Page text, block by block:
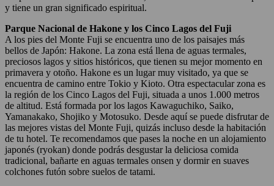
y tiene un gran significado espiritual.
Parque Nacional de Hakone y los Cinco Lagos del Fuji
A los pies del Monte Fuji se encuentra uno de los paisajes más
bellos de Japón: Hakone. La zona está llena de aguas termales,
preciosos lagos y sitios históricos, que tienen su mejor momento en
primavera y otoño. Hakone es un lugar muy visitado, ya que se
encuentra de camino entre Tokio y Kioto. Otra espectacular zona es
la región de los Cinco Lagos del Fuji, situada a unos 1.000 metros
de altitud. Está formada por los lagos Kawaguchiko, Saiko,
Yamanakako, Shojiko y Motosuko. Desde aquí se puede disfrutar de
las mejores vistas del Monte Fuji, quizás incluso desde la habitación
de tu hotel. Te recomendamos que pases la noche en un alojamiento
japonés (ryokan) donde podrás desgustar la deliciosa comida
tradicional, bañarte en aguas termales onsen y dormir en suaves
colchones futón sobre suelos de tatami.